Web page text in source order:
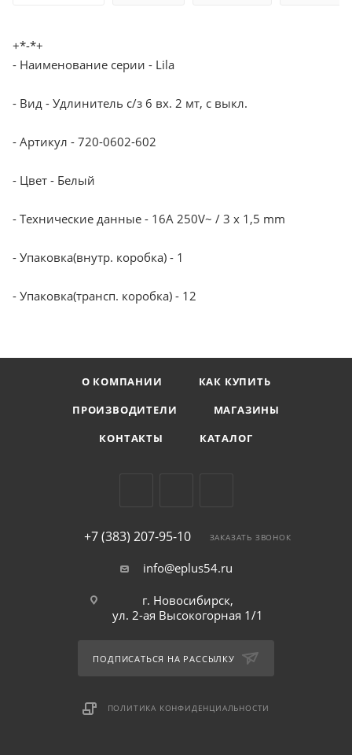
+*-*+
- Наименование серии - Lila
- Вид - Удлинитель с/з 6 вх. 2 мт, с выкл.
- Артикул - 720-0602-602
- Цвет - Белый
- Технические данные - 16A 250V~ / 3 x 1,5 mm
- Упаковка(внутр. коробка) - 1
- Упаковка(трансп. коробка) - 12
О КОМПАНИИ
КАК КУПИТЬ
ПРОИЗВОДИТЕЛИ
МАГАЗИНЫ
КОНТАКТЫ
КАТАЛОГ
+7 (383) 207-95-10 ЗАКАЗАТЬ ЗВОНОК
info@eplus54.ru
г. Новосибирск,
ул. 2-ая Высокогорная 1/1
ПОДПИСАТЬСЯ НА РАССЫЛКУ
ПОЛИТИКА КОНФИДЕНЦИАЛЬНОСТИ